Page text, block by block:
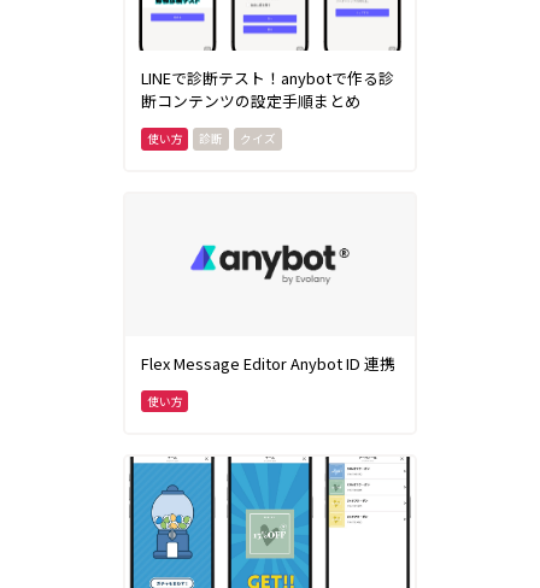
LINEで診断テスト！anybotで作る診
断コンテンツの設定手順まとめ
診断 クイズ
Flex Message Editor Anybot ID 連携